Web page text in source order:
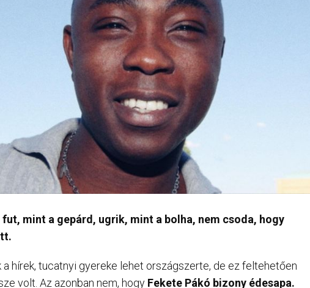
fut, mint a gepárd, ugrik, mint a bolha, nem csoda, hogy
a hírek, tucatnyi gyereke lehet országszerte, de ez feltehetően
volt. Az azonban nem, hogy Fekete Pákó bizony édesapa.